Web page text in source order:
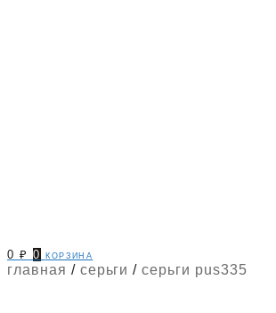
0₽ 0 корзина
главная / серьги /серьги pus335